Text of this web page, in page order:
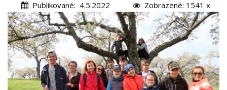
Publikované: 4.5.2022 Zobrazené: 1541 x